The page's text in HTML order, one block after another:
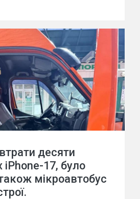
десяти
iPhone-17, було
мікроавтобус